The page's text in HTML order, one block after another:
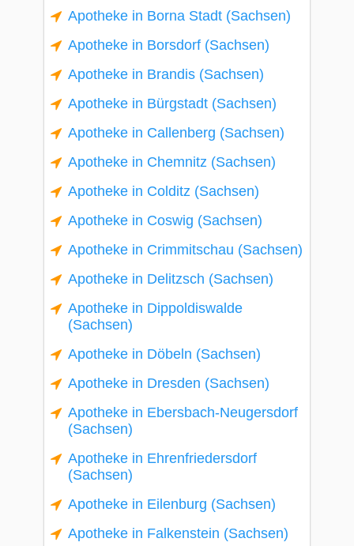
Apotheke in Borna Stadt (Sachsen)
Apotheke in Borsdorf (Sachsen)
Apotheke in Brandis (Sachsen)
Apotheke in Bürgstadt (Sachsen)
Apotheke in Callenberg (Sachsen)
Apotheke in Chemnitz (Sachsen)
Apotheke in Colditz (Sachsen)
Apotheke in Coswig (Sachsen)
Apotheke in Crimmitschau (Sachsen)
Apotheke in Delitzsch (Sachsen)
Apotheke in Dippoldiswalde
(Sachsen)
Apotheke in Döbeln (Sachsen)
Apotheke in Dresden (Sachsen)
Apotheke in Ebersbach-Neugersdorf
(Sachsen)
Apotheke in Ehrenfriedersdorf
(Sachsen)
Apotheke in Eilenburg (Sachsen)
Apotheke in Falkenstein (Sachsen)